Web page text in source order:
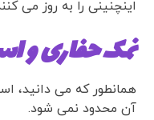
اینچنینی را به روز می
نمک حفاری و
همانطور که می دانید،
آن محدود نمی شود.